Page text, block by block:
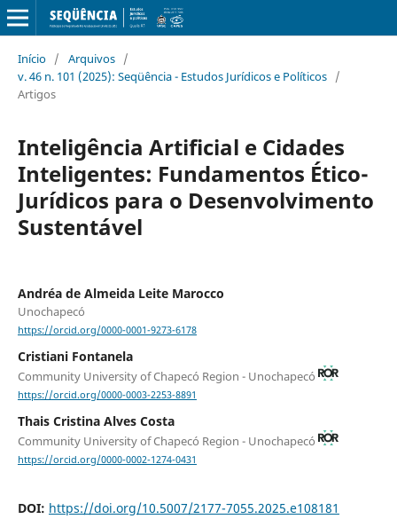
Início / Arquivos /
v. 46 n. 101 (2025): Seqüência - Estudos Jurídicos e Políticos /
Artigos
Inteligência Artificial e Cidades
Inteligentes: Fundamentos Ético-
Jurídicos para o Desenvolvimento
Sustentável
Andréa de Almeida Leite Marocco
Unochapecó
https://orcid.org/0000-0001-9273-6178
Cristiani Fontanela
Community University of Chapecó Region - Unochapecó
https://orcid.org/0000-0003-2253-8891
Thais Cristina Alves Costa
Community University of Chapecó Region - Unochapecó
https://orcid.org/0000-0002-1274-0431
DOI: https://doi.org/10.5007/2177-7055.2025.e108181